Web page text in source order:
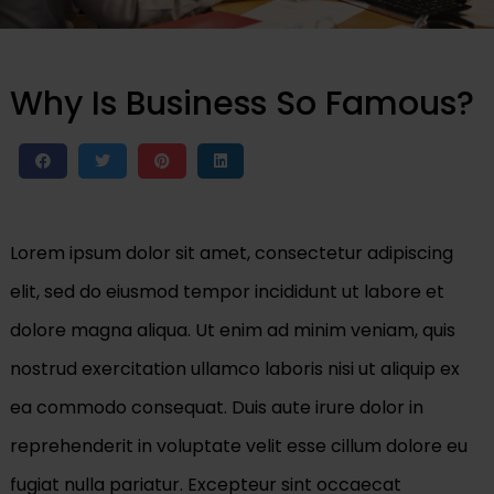
Why Is Business So Famous?
Lorem ipsum dolor sit amet, consectetur adipiscing
elit, sed do eiusmod tempor incididunt ut labore et
dolore magna aliqua. Ut enim ad minim veniam, quis
nostrud exercitation ullamco laboris nisi ut aliquip ex
ea commodo consequat. Duis aute irure dolor in
reprehenderit in voluptate velit esse cillum dolore eu
fugiat nulla pariatur. Excepteur sint occaecat